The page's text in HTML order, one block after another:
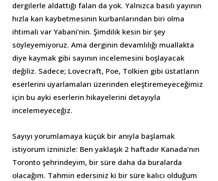
dergilerle aldattığı falan da yok. Yalnızca basılı yayının
hızla kan kaybetmesinin kurbanlarından biri olma
ihtimali var Yabani’nin. Şimdilik kesin bir şey
söyleyemiyoruz. Ama derginin devamlılığı muallakta
diye kaymak gibi sayının incelemesini boşlayacak
değiliz. Sadece; Lovecraft, Poe, Tolkien gibi üstatların
eserlerini uyarlamaları üzerinden eleştiremeyeceğimiz
için bu ayki eserlerin hikayelerini detayıyla
incelemeyeceğiz.
Sayıyı yorumlamaya küçük bir anıyla başlamak
istiyorum izninizle: Ben yaklaşık 2 haftadır Kanada’nın
Toronto şehrindeyim, bir süre daha da buralarda
olacağım. Tahmin edersiniz ki bir süre kalıcı olduğum